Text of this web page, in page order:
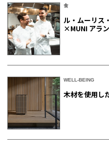
食
ル・ムーリス
×MUNI アラ
WELL-BEING
木材を使用し